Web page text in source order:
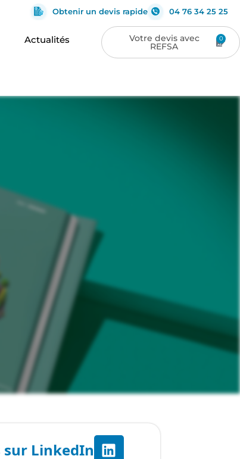
Obtenir un devis rapide 04 76 34 25 25
Actualités 0